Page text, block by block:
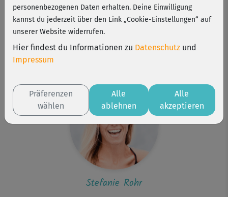
19 kcal
Stefanie Rohr
Schlank in 6 Wochen – Easy
Stefanie Rohr
personenbezogenen Daten erhalten. Deine Einwilligung
kannst du jederzeit über den Link „Cookie-Einstellungen“ auf
unserer Website widerrufen.
Hier findest du Informationen zu Datenschutz und
Impressum
Präferenzen
wählen
Alle
ablehnen
Alle
akzeptieren